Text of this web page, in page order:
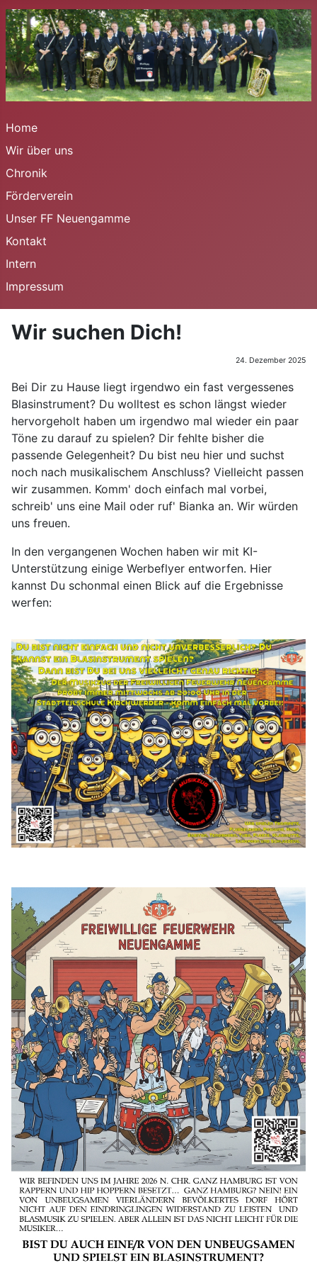
Home
Wir über uns
Chronik
Förderverein
Unser FF Neuengamme
Kontakt
Intern
Impressum
Wir suchen Dich!
24. Dezember 2025
Bei Dir zu Hause liegt irgendwo ein fast vergessenes
Blasinstrument? Du wolltest es schon längst wieder
hervorgeholt haben um irgendwo mal wieder ein paar
Töne zu darauf zu spielen? Dir fehlte bisher die
passende Gelegenheit? Du bist neu hier und suchst
noch nach musikalischem Anschluss? Vielleicht passen
wir zusammen. Komm' doch einfach mal vorbei,
schreib' uns eine Mail oder ruf' Bianka an. Wir würden
uns freuen.
In den vergangenen Wochen haben wir mit KI-
Unterstützung einige Werbeflyer entworfen. Hier
kannst Du schonmal einen Blick auf die Ergebnisse
werfen: